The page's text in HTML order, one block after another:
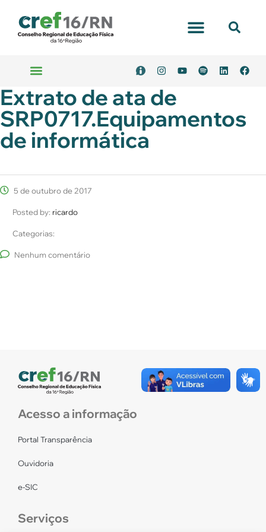
Extrato de ata de
SRP0717.Equipamentos
de informática
5 de outubro de 2017
Posted by: ricardo
Categorias:
Nenhum comentário
Acesso a informação
Portal Transparência
Ouvidoria
e-SIC
Serviços